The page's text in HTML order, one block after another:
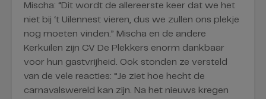
Mischa: “Dit wordt de allereerste keer dat we het
niet bij ‘t Uilennest vieren, dus we zullen ons plekje
nog moeten vinden.” Mischa en de andere
Kerkuilen zijn CV De Plekkers enorm dankbaar
voor hun gastvrijheid. Ook stonden ze versteld
van de vele reacties: “Je ziet hoe hecht de
carnavalswereld kan zijn. Na het nieuws kregen